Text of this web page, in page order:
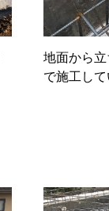
地面から
で施工して